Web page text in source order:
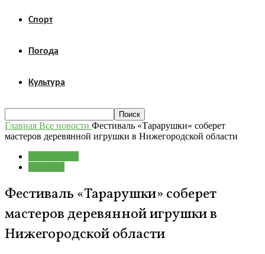
Спорт
Погода
Культура
Главная Все новости Фестиваль «Тарарушки» соберет
мастеров деревянной игрушки в Нижегородской области
Фестиваль «Тарарушки» соберет
мастеров деревянной игрушки в
Нижегородской области